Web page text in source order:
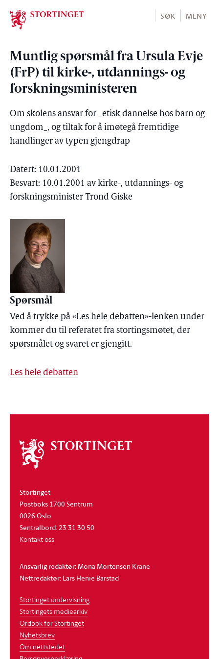
Stortinget.no
SØK MENY
Muntlig spørsmål fra Ursula Evje
(FrP) til kirke-, utdannings- og
forskningsministeren
Om skolens ansvar for _etisk dannelse hos barn og
ungdom_, og tiltak for å imøtegå fremtidige
handlinger av typen gjengdrap
Datert: 10.01.2001
Besvart: 10.01.2001 av kirke-, utdannings- og
forskningsminister Trond Giske
Spørsmål
Ved å trykke på «Les hele debatten»-lenken under
kommer du til referatet fra stortingsmøtet, der
spørsmålet og svaret er gjengitt.
Les hele debatten
Om
stortinget
Stortinget
Postboks 1700 Sentrum
0026 Oslo
Sentralbord: 23 31 30 50
Kontakt oss
Ansvarlig redaktør: Mona Mortensen Krane
Nettredaktør: Lars Henie Barstad
Stortinget undervisning
Stortingets mediearkiv
Ordbok for Stortinget
Nyhetsbrev
Om nettstedet